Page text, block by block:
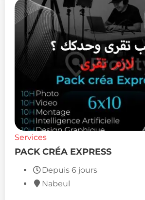
Services
PACK CRÉA EXPRESS
Depuis 6 jours
Nabeul